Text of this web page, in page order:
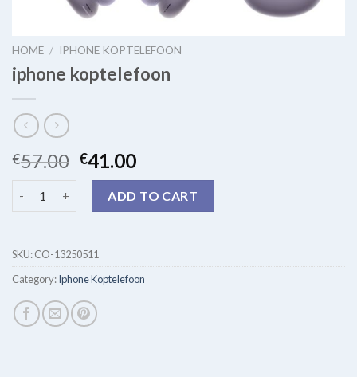
HOME / IPHONE KOPTELEFOON
iphone koptelefoon
€57.00 €41.00
ADD TO CART
SKU:CO-13250511
Category:Iphone Koptelefoon